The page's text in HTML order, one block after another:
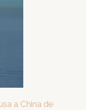
a China de